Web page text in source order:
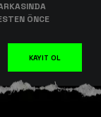
ÖNCE
KAYIT OL